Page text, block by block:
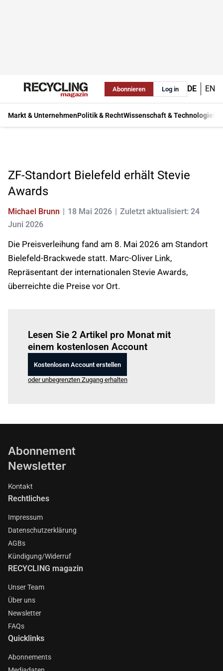
Abonnieren Log in DE EN
Markt & UnternehmenPolitik & RechtWissenschaft & Technologie
ZF-Standort Bielefeld erhält Stevie
Awards
Michael Brunn 18 Mai 2026
Zuletzt aktualisiert: 24
Juni 2026
Die Preisverleihung fand am 8. Mai 2026 am Standort
Bielefeld-Brackwede statt. Marc-Oliver Link,
Repräsentant der internationalen Stevie Awards,
überreichte die Preise vor Ort.
Lesen Sie 2 Artikel pro Monat mit
einem kostenlosen Account
Kostenlosen Account erstellen
oder unbegrenzten Zugang erhalten
Abonnement
Newsletter
Kontakt
Rechtliches
Impressum
Datenschutzerklärung
AGBs
Kündigung/Widerruf
RECYCLING magazin
Unser Team
Über uns
Newsletter
FAQs
Quicklinks
Abonnements